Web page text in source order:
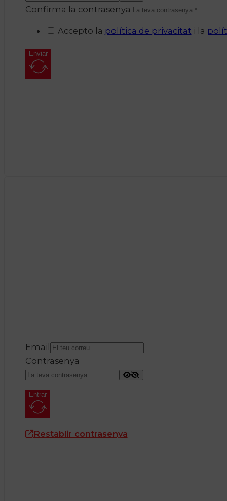
Confirma la contrasenya
Accepto la política de privacitat i la
Enviar
Email
Contrasenya
Entrar
Restablir contrasenya